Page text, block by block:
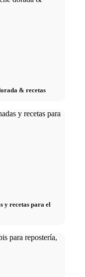
& recetas
y recetas para el